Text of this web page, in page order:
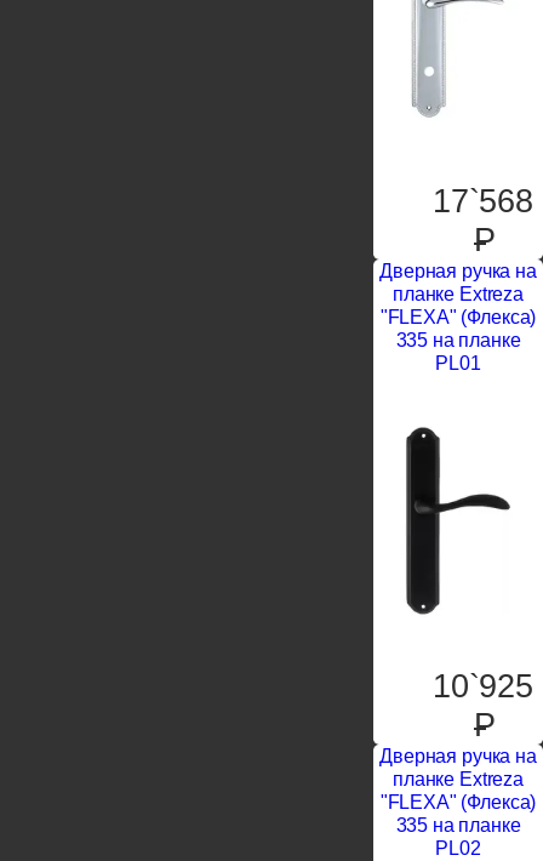
17`568
P
Дверная ручка на
планке Extreza
"FLEXA" (Флекса)
335 на планке
PL01
10`925
P
Дверная ручка на
планке Extreza
"FLEXA" (Флекса)
335 на планке
PL02